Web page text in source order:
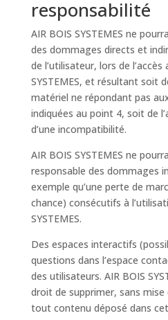
responsabilité
AIR BOIS SYSTEMES ne
des dommages directs et
de l’utilisateur, lors de l’accès
SYSTEMES, et résultant soit
matériel ne répondant pas
indiquées au point 4, soit de
d’une incompatibilité.
AIR BOIS SYSTEMES ne
responsable des dommages
exemple qu’une perte de
chance) consécutifs à
SYSTEMES.
Des espaces interactifs
questions dans l’espace
des utilisateurs. AIR BOIS
droit de supprimer, sans mise
tout contenu déposé dans